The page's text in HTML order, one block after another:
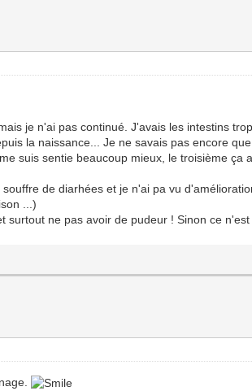
je n'ai pas continué. J'avais les intestins
la naissance... Je ne savais pas encore
suis sentie beaucoup mieux, le troisième
de diarhées et je n'ai pa vu
...)
surtout ne pas avoir de pudeur ! Sinon ce